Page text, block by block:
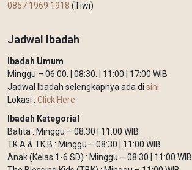
0857 1969 1918 (Tiwi)
Jadwal Ibadah
Ibadah Umum
Minggu – 06.00. | 08:30. | 11:00 | 17:00 WIB
Jadwal Ibadah selengkapnya ada di sini
Lokasi : Click Here
Ibadah Kategorial
Batita : Minggu – 08:30 | 11:00 WIB
TK A & TK B : Minggu – 08:30 | 11:00 WIB
Anak (Kelas 1-6 SD) : Minggu – 08:30 | 11:00 WIB